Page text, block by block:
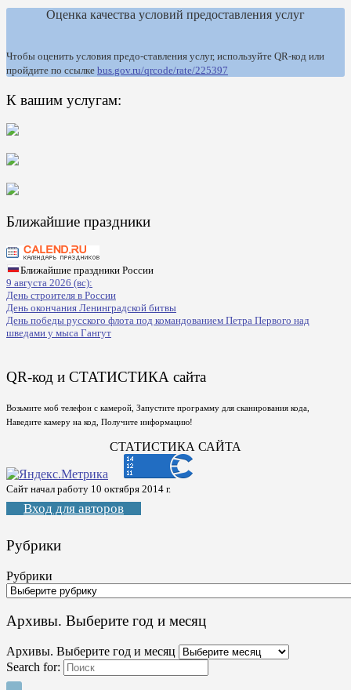
Оценка качества условий предоставления услуг
Чтобы оценить условия предо-ставления услуг, используйте QR-код или
пройдите по ссылке bus.gov.ru/qrcode/rate/225397
К вашим услугам:
Ближайшие праздники
Ближайшие праздники России
9 августа 2026 (вс):
День строителя в России
День окончания Ленинградской битвы
День победы русского флота под командованием Петра Первого над
шведами у мыса Гангут
QR-код и СТАТИСТИКА сайта
Возьмите моб телефон с камерой, Запустите программу для сканирования кода,
Наведите камеру на код, Получите информацию!
СТАТИСТИКА САЙТА
Сайт начал работу 10 октября 2014 г.
Вход для авторов
Рубрики
Рубрики
Архивы. Выберите год и месяц
Архивы. Выберите год и месяц
Search for: